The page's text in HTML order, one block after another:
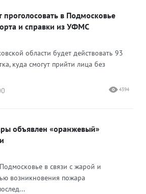
проголосовать в Подмосковье
и справки из УФМС
области будет действовать 93
куда смогут прийти лица без
4394
объявлен «оранжевый»
в связи с жарой и
возникновения пожара